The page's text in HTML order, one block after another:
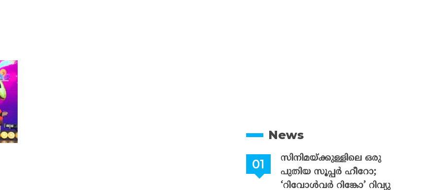
News
സിനിമയ്ക്കുള്ളിലെ ഒരു
പുതിയ സൂപ്പർ ഹീറോ;
‘റിവോൾവർ റിങ്കോ’ റിവ്യു